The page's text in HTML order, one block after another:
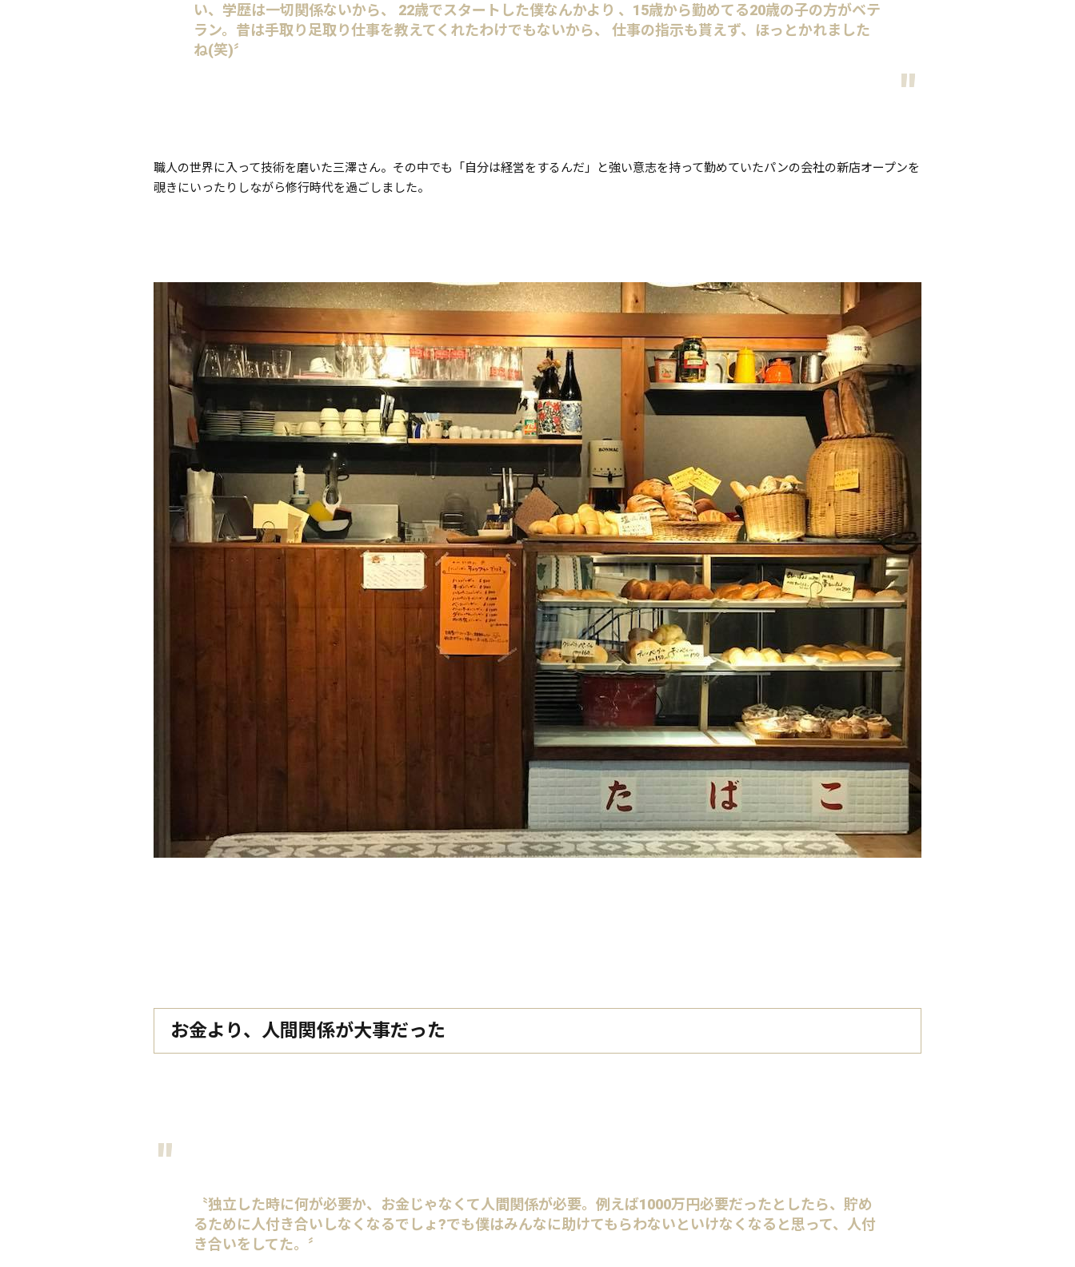
い、学歴は一切関係ないから、 22歳でスタートした僕なんかより 、15歳から勤めてる20歳の子の方がベテ
ラン。昔は手取り足取り仕事を教えてくれたわけでもないから、 仕事の指示も貰えず、ほっとかれました
ね(笑)〞
職人の世界に入って技術を磨いた三澤さん。その中でも「自分は経営をするんだ」と強い意志を持って勤めていたパンの会社の新店オープンを
覗きにいったりしながら修行時代を過ごしました。
お金より、人間関係が大事だった
〝独立した時に何が必要か、お金じゃなくて人間関係が必要。例えば1000万円必要だったとしたら、貯め
るために人付き合いしなくなるでしょ?でも僕はみんなに助けてもらわないといけなくなると思って、人付
き合いをしてた。〞